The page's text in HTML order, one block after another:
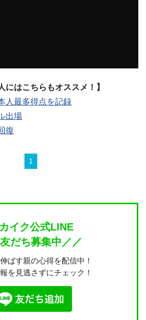
にはこちらもオススメ！】
人最多得点を記録
出場
復
1
イク公式LINE
だち募集中／／
ばす親の心得を配信中！
を見逃さずにチェック！